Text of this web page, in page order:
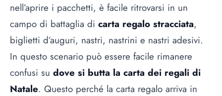
nell’aprire i pacchetti, è facile ritrovarsi in un
campo di battaglia di carta regalo stracciata,
biglietti d’auguri, nastri, nastrini e nastri adesivi.
In questo scenario può essere facile rimanere
confusi su dove si butta la carta dei regali di
Natale. Questo perché la carta regalo arriva in